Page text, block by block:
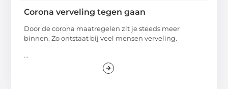
Corona verveling tegen gaan
Door de corona maatregelen zit je steeds meer
binnen. Zo ontstaat bij veel mensen verveling.
...